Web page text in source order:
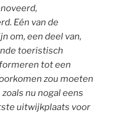
Eén van de
om, een deel van,
toeristisch
tot een
zou moeten
nu nogal eens
uitwijkplaats voor